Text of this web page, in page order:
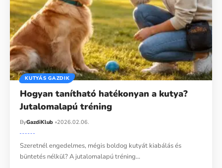
KUTYÁS GAZDIK
Hogyan tanítható hatékonyan a kutya?
Jutalomalapú tréning
ByGazdiKlub 2026.02.06.
Szeretnél engedelmes, mégis boldog kutyát kiabálás és
büntetés nélkül? A jutalomalapú tréning…